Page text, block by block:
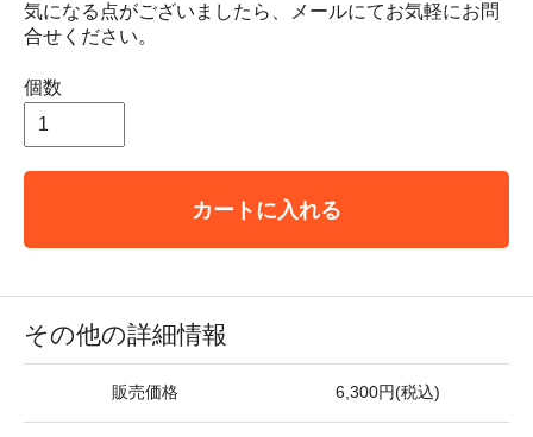
気になる点がございましたら、メールにてお気軽にお問
合せください。
個数
カートに入れる
その他の詳細情報
販売価格 6,300円(税込)